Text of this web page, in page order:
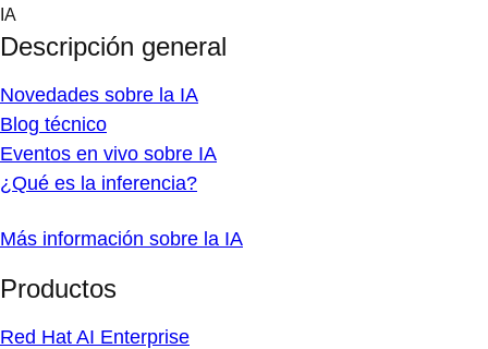
Skip
content
IA
Descripción general
Novedades sobre la IA
Blog técnico
Eventos en vivo sobre IA
¿Qué es la inferencia?
Más información sobre la IA
Productos
Red Hat AI Enterprise